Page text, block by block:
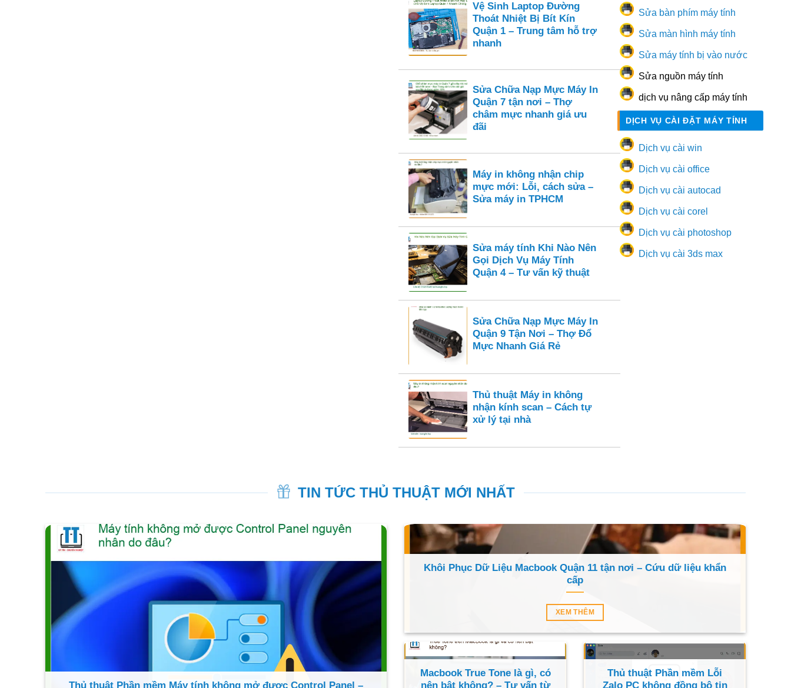
Vệ Sinh Laptop Đường
Thoát Nhiệt Bị Bít Kín
Quận 1 – Trung tâm hỗ trợ
nhanh
Sửa Chữa Nạp Mực Máy In
Quận 7 tận nơi – Thợ
châm mực nhanh giá ưu
đãi
Máy in không nhận chip
mực mới: Lỗi, cách sửa –
Sửa máy in TPHCM
Sửa máy tính Khi Nào Nên
Gọi Dịch Vụ Máy Tính
Quận 4 – Tư vấn kỹ thuật
Sửa Chữa Nạp Mực Máy In
Quận 9 Tận Nơi – Thợ Đổ
Mực Nhanh Giá Rẻ
Thủ thuật Máy in không
nhận kính scan – Cách tự
xử lý tại nhà
Sửa bàn phím máy tính
Sửa màn hình máy tính
Sửa máy tính bị vào nước
Sửa nguồn máy tính
dịch vụ nâng cấp máy tính
DỊCH VỤ CÀI ĐẶT MÁY TÍNH
Dịch vụ cài win
Dịch vụ cài office
Dịch vụ cài autocad
Dịch vụ cài corel
Dịch vụ cài photoshop
Dịch vụ cài 3ds max
TIN TỨC THỦ THUẬT MỚI NHẤT
Thủ thuật Phần mềm Máy tính không mở được Control Panel –
Khôi Phục Dữ Liệu Macbook Quận 11 tận nơi – Cứu dữ liệu khẩn
cấp
XEM THÊM
Macbook True Tone là gì, có
nên bật không? – Tư vấn từ
Thủ thuật Phần mềm Lỗi
Zalo PC không đồng bộ tin